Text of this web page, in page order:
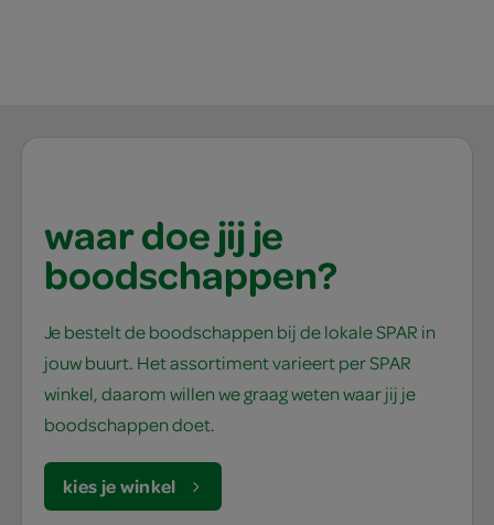
waar doe jij je
boodschappen?
Je bestelt de boodschappen bij de lokale SPAR in
jouw buurt. Het assortiment varieert per SPAR
winkel, daarom willen we graag weten waar jij je
boodschappen doet.
kies je winkel